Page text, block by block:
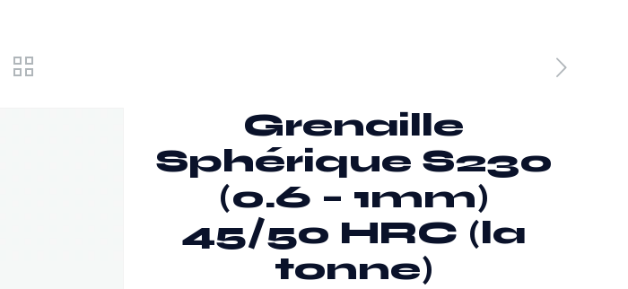
Grenaille
Sphérique S230
(0.6 – 1mm)
45/50 HRC (la
tonne)